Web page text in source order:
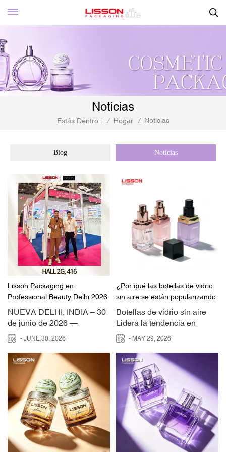
Noticias
Estás Dentro : / Hogar / Noticias
Blog Noticias
Lisson Packaging en
Professional Beauty Delhi 2026
NUEVA DELHI, INDIA – 30
de junio de 2026 —
Guangzhou Lisson Plastic
Co., Ltd. (Lisson
Packaging), una empresa
líder mundial fabricante de
frascos de cosméticos y
proveedor de soluciones de
embalaje integrales,
concluyó con éxito su muy
esperada exposición en
Belleza profesional en Delhi
2026Celebrado desde Del
- JUNE 30, 2026
¿Por qué las botellas de vidrio
sin aire se están popularizando
en el envasado de productos
para el cuidado de la piel?
Botellas de vidrio sin aire Lidera la tendencia en envases para el cuidado de la piel porque quieres que tus productos se mantengan frescos, efectivos y seguros. El diseño sin aire protege las fórmulas del aire y los contaminantes, lo que te permite disfrutar de una mayor vida útil y una dosificación precisa. Además, te beneficias del vidrio ecológico, totalmente reciclable. Descubre cómo crece el mercado:MétricoValorTamaño del mercado en 20259.560 millones de dólaresTamaño proyectado del mercado en 203518.440 millones de dólaresLisson impulsa la innovación en el sector del embalaje con botellas de última generación que combinan sostenibilidad, lujo y diseño inteligente. Conclusiones claveLos frascos de vidrio sin aire mantienen frescos los productos para el cuidado de la piel al evitar la exposición al aire, lo que ayuda a mantener su eficacia.El uso de envases sin aire reduce los residuos, lo que permite aprovechar casi cada gota del producto y evitar la contaminación.Elegir vasos de vidrio sin aire recargables contribuye a la sostenibilidad, ya que el vidrio es reciclable y se puede reutilizar varias veces.La tecnología sin aire proporciona una dosificación precisa, lo que garantiza que utilice la cantidad correcta de producto en cada aplicación, mejorando así su rutina de cuidado de la piel.La creciente demanda de botellas de vidrio sin aire refleja la preferencia de los consumidores por soluciones de envasado ecológicas, innovadoras y de lujo. Tecnología de botellas de vidrio sin aire Cómo funciona la tecnología sin aire en los envases para productos de cuidado de la piel.Quieres que tus productos para el cuidado de la piel se mantengan frescos y efectivos desde el primer uso hasta el último. El envase sin aire utiliza un diseño avanzado para proteger tus fórmulas. Al presionar el dosificador, un sistema de vacío impulsa el producto hacia arriba sin dejar entrar aire. Esto significa que tus productos para el cuidado de la piel nunca estarán expuestos al oxígeno ni a los gérmenes.Los frascos de vidrio sin aire impiden la entrada de aire, lo que mantiene la calidad de sus cremas y sérums.El mecanismo de dispensación por vacío garantiza que se aproveche hasta la última gota, para que no se desperdicie nada de producto.Disfrutarás de una experiencia más higiénica porque tus dedos nunca tocarán la fórmula del interior.El diseño suele incluir protección UV, que protege los ingredientes sensibles del daño causado por la luz.Los tarros sin aire y las botellas con dosificador sin aire utilizan una tecnología similar, lo que le ofrece opciones para diferentes tipos de productos.Consejo: Elija envases de vidrio sin aire rellenables para reducir los residuos y apoyar los objetivos de sostenibilidad.Aquí tienes una comparación para ayudarte a comprender la diferencia:CaracterísticaBotellas de vidrio sin aireEmbalaje tradicionalExposición al aireEvita la entrada de aire, preservando la integridad del producto.Permite la exposición al aire, con el consiguiente riesgo de degradación.Mecanismo de dispensaciónSistema de vacío que garantiza la dispensación de producto fresco.Tubo de inmersión, puede provocar contaminaciónPrecisión en la dosificaciónProporciona dosis controladas y medidas.A menudo conduce al uso excesivo o al desperdicio.HigieneMayor higiene, sin contacto con elementos externos.Mayor riesgo de contaminaciónResiduos de productoReduce los residuos y aprovecha casi cada gota.A menudo deja producto atrapado en el fondo.SostenibilidadA menudo fabricados con materiales reciclables.Varía, a menudo es menos ecológico.Lisson Group es líder en tecnología sin aire, ofreciendo botellas de vidrio rellenables sin aire y soluciones de sistemas de recarga sin aire que combinan lujo con ingeniería inteligente. Conservación del producto y dosificación precisaQuieres que tus productos para el cuidado de la piel duren más y ofrezcan resultados siempre. Los envases sin aire ayudan a prolongar la vida útil al bloquear el aire y la luz, que pueden degradar ingredientes activos como la vitamina C y el retinol. Los cierres herméticos en frascos de vidrio oscuro impiden la entrada de oxígeno y bacterias, manteniendo así la potencia de tus fórmulas.Los envases con dosificador sin aire evitan la oxidación y la contaminación, manteniendo sus productos seguros.El sistema de recarga sin aire garantiza que no entre aire ni gérmenes en la botella después de cada uso.Cada bomba dispensa una dosis constante y medida, por lo que siempre utilizará la cantidad correcta.El sistema de válvula inteligente de los frascos de suero sin aire evita que se obstruyan y salpiquen, facilitando así tu rutina.Reduces los residuos porque los envases sin aire te permiten aprovechar casi hasta la última gota.Nota: Los envases de vidrio rellenables sin aire favorecen la conservación del producto y la sostenibilidad, lo que los convierte en una opción inteligente para los consumidores con conciencia ecológica.Las botellas y frascos de vidrio sin aire de Lisson Group ofrecen opciones de diseño personalizables, para que puedas adaptar la imagen de tu marca a la vez que proteges tus fórmulas. Confía en que los envases sin aire garantizan una dosificación precisa, mantienen la higiene y te ayudan a alcanzar tus objetivos medioambientales. Sostenibilidad en los envases para el cuidado de la piel Beneficios ecológicos del vidrioQuieres que el envase de tus productos para el cuidado de la piel refleje tus valores. El vidrio ofrece claras ventajas medioambientales en comparación con las alternativas de plástico. Eliges el vidrio porque proviene de materiales naturales, no de combustibles fósiles. Esto lo convierte en un material más sostenible para tu rutina de belleza. Al usar vidrio, apoyas la economía circular. El vidrio se puede reciclar infinitamente sin perder calidad ni pureza. En la Unión Europea, alrededor del 76 % de los envases de vidrio se reciclan mediante sistemas de circuito cerrado. Esto significa que tu botella reciclable puede convertirse en una nueva botella una y otra vez, en lugar de acabar en un vertedero.El vidrio favorece las soluciones ecológicas al ser a la vez reciclable y reutilizable.Reciclar vidrio ayuda a reducir las emisiones de carbono, especialmente cuando se reutilizan las botellas varias veces.El vidrio mantiene su integridad a través de muchos ciclos de reciclaje, a diferencia del plástico, que se degrada con el tiempo.Al elegir vidrio, también contribuyes a reducir la contaminación y los residuos. Grupo Lisson Utiliza vidrio 100% reciclable y materiales reciclados posconsumo (PCR) en sus botellas de vidrio sin aire. Este compromiso con la sostenibilidad significa que puede confiar en que su envase se alinea con sus objetivos ambientales. Al elegir botellas de vidrio rellenables sin aire, invierte en un futuro donde la belleza y la responsabilidad van de la mano. Reduciendo los residuos con envases cosméticos sin aire.Quieres sacarle el máximo partido a cada producto para el cuidado de la piel que compras. La tecnología sin aire te ayuda a conseguirlo. Los envases cosméticos sin aire utilizan un mecanismo de vacío que impide la entrada de aire. Este diseño mantiene tus fórmulas frescas y te permite aprovechar hasta la última gota. Los estudios demuestran que los sistemas sin aire pueden reducir el desperdicio de producto hasta en un 30 %. Ya no dejas producto valioso atrapado en el fondo del envase.Elegir botellas de vidrio sin aire significa apoyar la sostenibilidad de dos maneras. Primero, preservas la integridad de tus ingredientes. Segundo, reduces los residuos gracias a un uso más eficiente del producto. Los envases de vidrio sin aire recargables te permiten reutilizar la misma botella, reduciendo así los residuos de un solo uso. Lisson Group es líder en el sector con botellas de vidrio sin aire recargables, botellas con dosificador sin aire y botellas de sérum sin aire que combinan un diseño inteligente con materiales sostenibles.Muchas marcas líderes utilizan ahora botellas de vidrio sin aire para cumplir con sus objetivos de sostenibilidad. A continuación, se muestra cómo algunas empresas abordan el envasado ecológico:MarcaIniciativa de sostenibilidadDescripciónEmpresas Estée LauderEntre el 75 % y el 100 % de los envases serán reciclables, rellenables o reutilizables para 2025.Integración de envases de vidrio recargables para marcas como Le Labo y lanzamiento global de muestras en papel.Embalaje APGBotella sin aire Infinity, una solución monomaterial y 100% reciclable.Establecer un nuevo referente para el "Diseño para el Reciclaje".Innovadores disruptivosBotellas minimalistas sin aireMarcas como Rhode hacen hincapié en la eficacia clínica con diseños elegantes y totalmente reciclables.Puedes ver cómo los frascos de vidrio sin aire ayudan a las marcas a alcanzar sus objetivos medioambientales. Al elegir un frasco reciclable con tecnología sin aire, contribuyes positivamente. El enfoque de Lisson Group en el diseño, el reciclaje y los materiales sostenibles garantiza que tu rutina de cuidado de la piel ayude a un planeta más limpio.Consejo: Opta por envases de vidrio sin aire rellenables para reducir el desperdicio de producto y contribuir a un futuro más sostenible. Versatilidad en el cuidado de la piel Compatibilidad con fórmulas sensiblesDesea que sus productos para el cuidado de la piel se mantengan frescos y efectivos, especialmente si contienen ingredientes delicados. La tecnología sin aire utiliza un sistema de vacío que impide que el aire llegue a sus cremas, sérums y lociones. Este diseño mantiene sus fórmulas estables y prolonga su vida útil. Evita la contaminación, ya que el sistema sellado impide el acceso de dedos y bacterias. Muchas marcas eligen frascos de vidrio sin aire y frascos con dosificador sin aire para formulaciones delicadas. Estos frascos protegen los ácidos, antioxidantes y otros ingredientes sensibles de la oxidación. Obtiene todos los beneficios de su producto porque el sistema sin aire mantiene su
- MAY 29, 2026